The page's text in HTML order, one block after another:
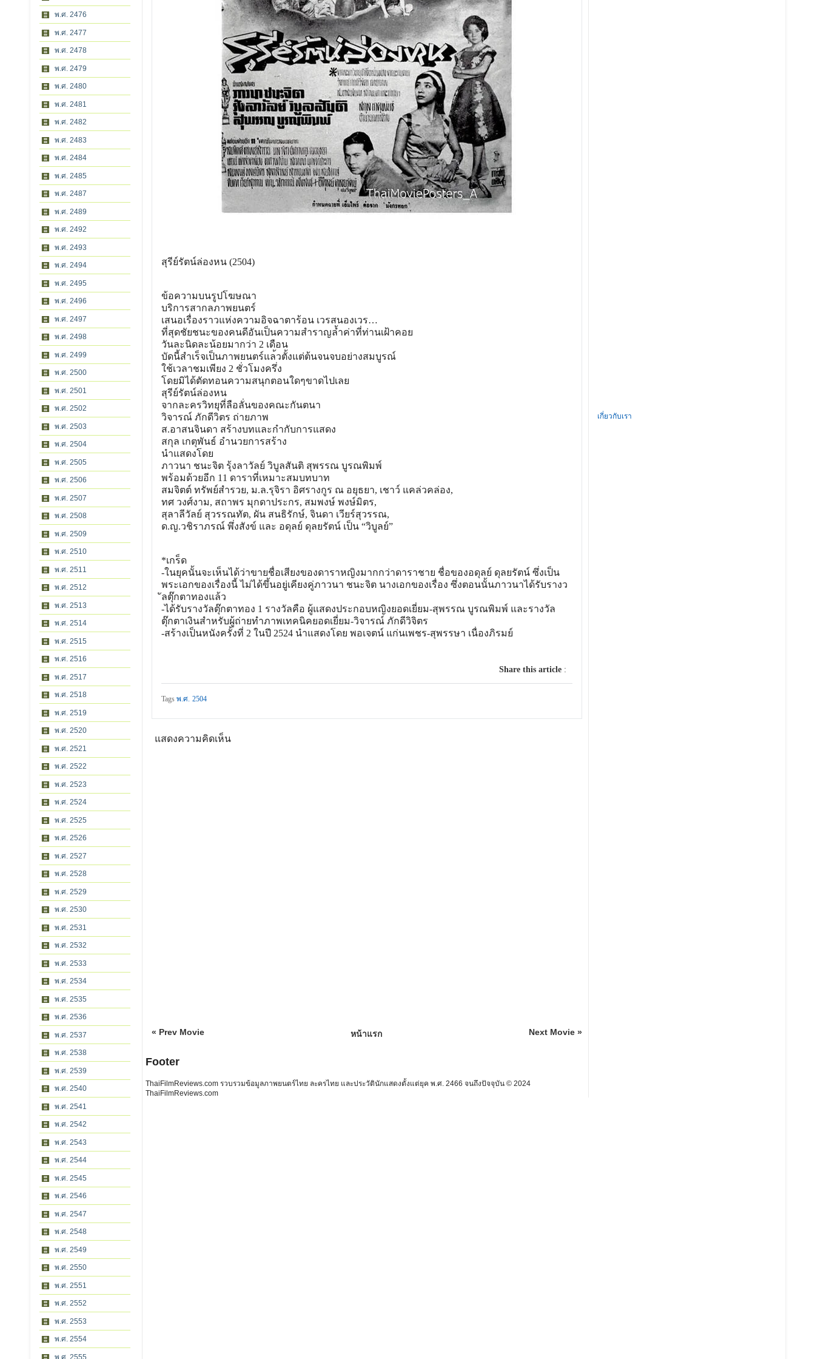
พ.ศ. 2476
พ.ศ. 2477
พ.ศ. 2478
พ.ศ. 2479
พ.ศ. 2480
พ.ศ. 2481
พ.ศ. 2482
พ.ศ. 2483
พ.ศ. 2484
พ.ศ. 2485
พ.ศ. 2487
พ.ศ. 2489
พ.ศ. 2492
พ.ศ. 2493
พ.ศ. 2494
พ.ศ. 2495
พ.ศ. 2496
พ.ศ. 2497
พ.ศ. 2498
พ.ศ. 2499
พ.ศ. 2500
พ.ศ. 2501
พ.ศ. 2502
พ.ศ. 2503
พ.ศ. 2504
พ.ศ. 2505
พ.ศ. 2506
พ.ศ. 2507
พ.ศ. 2508
พ.ศ. 2509
พ.ศ. 2510
พ.ศ. 2511
พ.ศ. 2512
พ.ศ. 2513
พ.ศ. 2514
พ.ศ. 2515
พ.ศ. 2516
พ.ศ. 2517
พ.ศ. 2518
พ.ศ. 2519
พ.ศ. 2520
พ.ศ. 2521
พ.ศ. 2522
พ.ศ. 2523
พ.ศ. 2524
พ.ศ. 2525
พ.ศ. 2526
พ.ศ. 2527
พ.ศ. 2528
พ.ศ. 2529
พ.ศ. 2530
พ.ศ. 2531
พ.ศ. 2532
พ.ศ. 2533
พ.ศ. 2534
พ.ศ. 2535
พ.ศ. 2536
พ.ศ. 2537
พ.ศ. 2538
พ.ศ. 2539
พ.ศ. 2540
พ.ศ. 2541
พ.ศ. 2542
พ.ศ. 2543
พ.ศ. 2544
พ.ศ. 2545
พ.ศ. 2546
พ.ศ. 2547
พ.ศ. 2548
พ.ศ. 2549
พ.ศ. 2550
พ.ศ. 2551
พ.ศ. 2552
พ.ศ. 2553
พ.ศ. 2554
พ.ศ. 2555
สุรีย์รัตน์ล่องหน (2504)
ข้อความบนรูปโฆษณา
บริการสากลภาพยนตร์
เสนอเรื่องราวแห่งความอิจฉาตาร้อน เวรสนองเวร…
ที่สุดชัยชนะของคนดีอันเป็นความสำราญล้ำค่าที่ท่านเฝ้าคอย
วันละนิดละน้อยมากว่า 2 เดือน
บัดนี้สำเร็จเป็นภาพยนตร์แล้วตั้งแต่ต้นจนจบอย่างสมบูรณ์
ใช้เวลาชมเพียง 2 ชั่วโมงครึ่ง
โดยมิได้ตัดทอนความสนุกตอนใดๆขาดไปเลย
สุรีย์รัตน์ล่องหน
จากละครวิทยุที่ลือลั่นของคณะกันตนา
วิจารณ์ ภักดีวิตร ถ่ายภาพ
ส.อาสนจินดา สร้างบทและกำกับการแสดง
สกุล เกตุพันธ์ อำนวยการสร้าง
นำแสดงโดย
ภาวนา ชนะจิต รุ้งลาวัลย์ วิบูลสันติ สุพรรณ บูรณพิมพ์
พร้อมด้วยอีก 11 ดาราที่เหมาะสมบทบาท
สมจิตต์ ทรัพย์สำรวย, ม.ล.รุจิรา อิศรางกูร ณ อยุธยา, เชาว์ แคล่วคล่อง,
ทศ วงศ์งาม, สถาพร มุกดาประกร, สมพงษ์ พงษ์มิตร,
สุลาลีวัลย์ สุวรรณทัต, ผัน สนธิรักษ์, จินดา เวียร์สุวรรณ,
ด.ญ.วชิราภรณ์ พึ่งสังข์ และ อดุลย์ ดุลยรัตน์ เป็น “วิบูลย์”
*เกร็ด
-ในยุคนั้นจะเห็นได้ว่าขายชื่อเสียงของดาราหญิงมากกว่าดาราชาย ชื่อของอดุลย์ ดุลยรัตน์ ซึ่งเป็น
พระเอกของเรื่องนี้ไม่ได้ขึ้นอยู่เคียงคู่ภาวนา ชนะจิต นางเอกของเรื่อง ซึ่งตอนนั้นภาวนาได้รับรางว
ัลตุ๊กตาทองแล้ว
-ได้รับรางวัลตุ๊กตาทอง 1 รางวัลคือ ผู้แสดงประกอบหญิงยอดเยี่ยม-สุพรรณ บูรณพิมพ์ และรางวัล
ตุ๊กตาเงินสำหรับผู้ถ่ายทำภาพเทคนิคยอดเยี่ยม-วิจารณ์ ภักดีวิจิตร
-สร้างเป็นหนังครั้งที่ 2 ในปี 2524 นำแสดงโดย พอเจตน์ แก่นเพชร-สุพรรษา เนื่องภิรมย์
Share this article:
Tagsพ.ศ. 2504
แสดงความคิดเห็น
« Prev Movie Next Movie »
หน้าแรก
Footer
ThaiFilmReviews.com รวบรวมข้อมูลภาพยนตร์ไทย ละครไทย และประวัตินักแสดงตั้งแต่ยุค พ.ศ. 2466 จนถึงปัจจุบัน © 2024
ThaiFilmReviews.com
เกี่ยวกับเรา